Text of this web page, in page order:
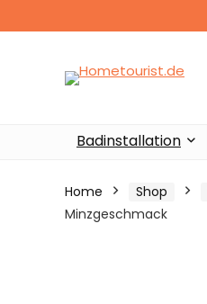
Badinstallation
Home Shop
Minzgeschmack